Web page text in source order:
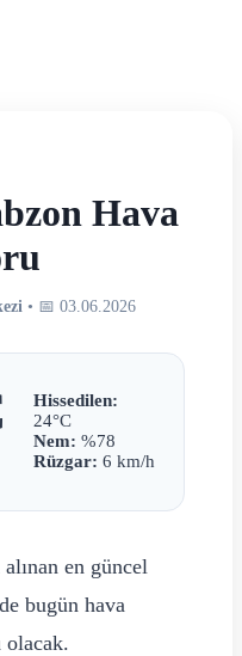
Hava
• 📅 03.06.2026
Hissedilen:
24°C
Nem: %78
Rüzgar: 6 km/h
en güncel
bugün hava
olacak.